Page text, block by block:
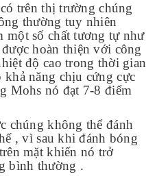
trên thị trường chúng
thường tuy nhiên
một số chất tương tự như
hoàn thiện với công
độ cao trong thời gian
khả năng chịu cứng cực
Mohs nó đạt 7-8 điểm
chúng không thể đánh
, vì sau khi đánh bóng
mặt khiến nó trở
bình thường .